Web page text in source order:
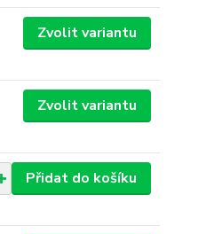
Zvolit variantu
Zvolit variantu
Přidat do košíku